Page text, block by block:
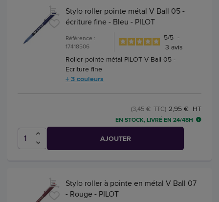
Stylo roller pointe métal V Ball 05 -
écriture fine - Bleu - PILOT
Référence :
17418506
5/5 -
3avis
Roller pointe métal PILOT V Ball 05 -
Ecriture fine
+ 3 couleurs
2,95 € HT
(3,45 € TTC)
EN STOCK, LIVRÉ EN 24/48H
AJOUTER
Stylo roller à pointe en métal V Ball 07
- Rouge - PILOT